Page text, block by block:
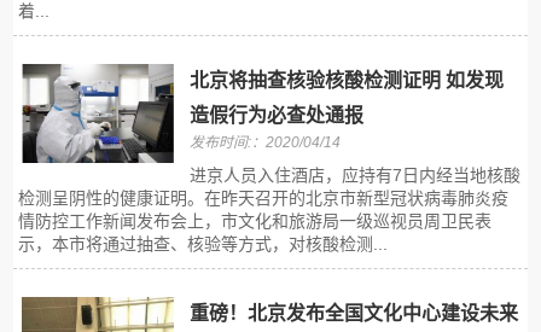
着...
北京将抽查核验核酸检测证明 如发现
造假行为必查处通报
发布时间:：2020/04/14
进京人员入住酒店，应持有7日内经当地核酸
检测呈阴性的健康证明。在昨天召开的北京市新型冠状病毒肺炎疫
情防控工作新闻发布会上，市文化和旅游局一级巡视员周卫民表
示，本市将通过抽查、核验等方式，对核酸检测...
重磅！北京发布全国文化中心建设未来